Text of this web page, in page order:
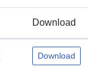
Download
Download